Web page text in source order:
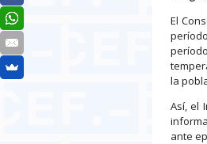
El
la
Así, el
ante